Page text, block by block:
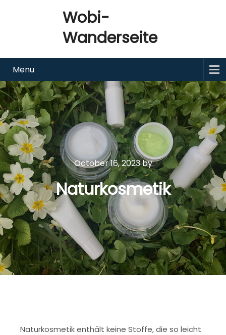
Wobi-
Wanderseite
Menu
October 16, 2023by
Naturkosmetik
Naturkosmetik enthält keine Stoffe, die so leicht